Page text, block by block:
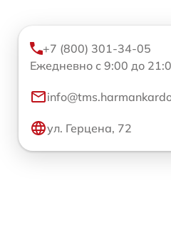
+7 (800) 301-34-05
Ежедневно с 9:00 до
ул. Герцена, 72